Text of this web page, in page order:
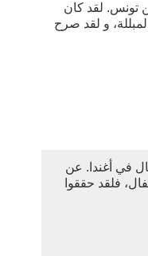
تونس. لقد كان
و لقد صرح
في أغندا. عن
فلقد حققوا